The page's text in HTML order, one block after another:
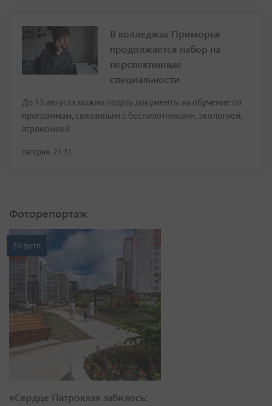
В колледжах Приморья
продолжается набор на
перспективные
специальности
До 15 августа можно подать документы на обучение по
программам, связанным с беспилотниками, экологией,
агрономией
сегодня, 21:31
Фоторепортаж
20 фото
«Сердце Патрокла» забилось: